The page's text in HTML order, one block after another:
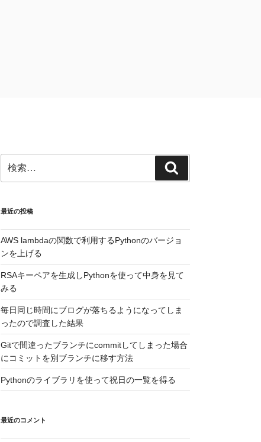
索:
索
最近の投稿
AWS lambdaの関数で利用するPythonのバージョ
ンを上げる
RSAキーペアを生成しPythonを使って中身を見て
みる
毎日同じ時間にブログが落ちるようになってしま
ったので調査した結果
Gitで間違ったブランチにcommitしてしまった場合
にコミットを別ブランチに移す方法
Pythonのライブラリを使って祝日の一覧を得る
最近のコメント